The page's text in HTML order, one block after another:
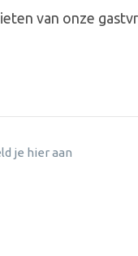
van onze
je hier aan